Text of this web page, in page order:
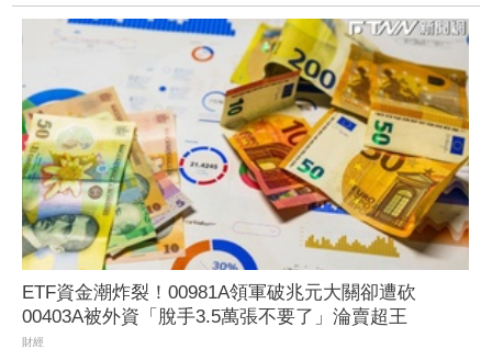
ETF資金潮炸裂！00981A領軍破兆元大關卻遭砍
00403A被外資「脫手3.5萬張不要了」淪賣超王
財經